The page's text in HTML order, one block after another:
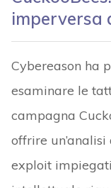
imperversa
Cybereason ha
esaminare le
campagna
offrire
exploit